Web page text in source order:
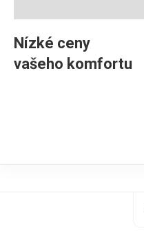
Nízké ceny
vašeho komfortu